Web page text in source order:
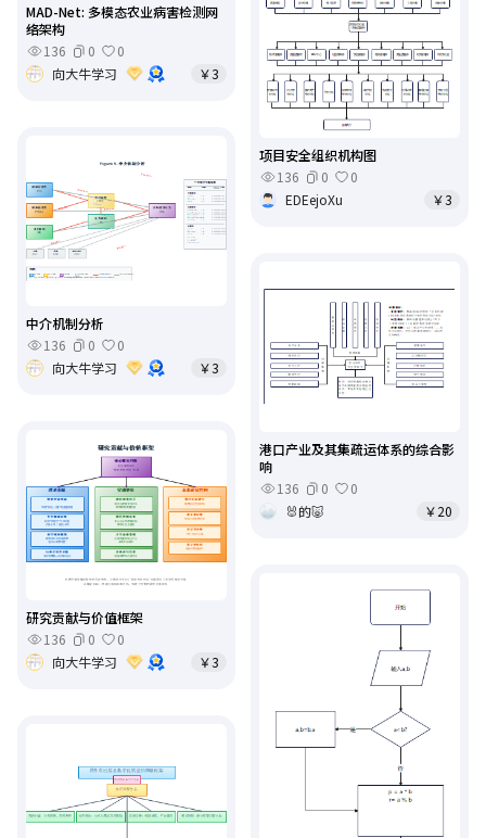
MAD-Net: 多模态农业病害检测网
络架构
136
0
0
向大牛学习
￥3
项目安全组织机构图
136
0
0
EDEejoXu
￥3
中介机制分析
136
0
0
向大牛学习
￥3
港口产业及其集疏运体系的综合影
响
136
0
0
🐰的🐷
￥20
研究贡献与价值框架
136
0
0
向大牛学习
￥3